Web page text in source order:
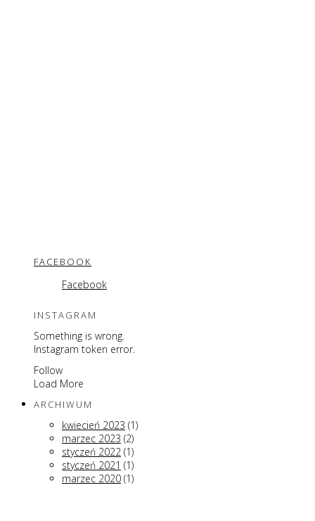
FACEBOOK
Facebook
INSTAGRAM
Something is wrong.
Instagram token error.
Follow
Load More
ARCHIWUM
kwiecień 2023 (1)
marzec 2023 (2)
styczeń 2022 (1)
styczeń 2021 (1)
marzec 2020 (1)